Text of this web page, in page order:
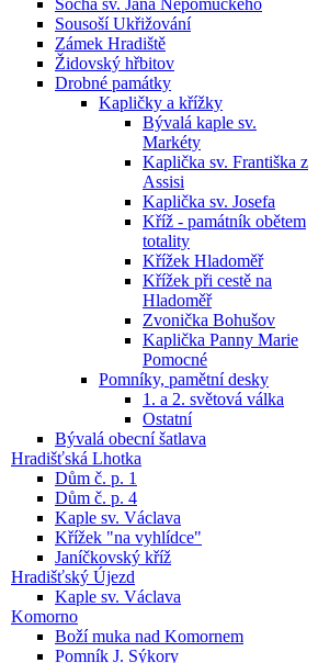
Socha sv. Jana Nepomuckého
Sousoší Ukřižování
Zámek Hradiště
Židovský hřbitov
Drobné památky
Kapličky a křížky
Bývalá kaple sv.
Markéty
Kaplička sv. Františka z
Assisi
Kaplička sv. Josefa
Kříž - památník obětem
totality
Křížek Hladoměř
Křížek při cestě na
Hladoměř
Zvonička Bohušov
Kaplička Panny Marie
Pomocné
Pomníky, pamětní desky
1. a 2. světová válka
Ostatní
Bývalá obecní šatlava
Hradišťská Lhotka
Dům č. p. 1
Dům č. p. 4
Kaple sv. Václava
Křížek "na vyhlídce"
Janíčkovský kříž
Hradišťský Újezd
Kaple sv. Václava
Komorno
Boží muka nad Komornem
Pomník J. Sýkory